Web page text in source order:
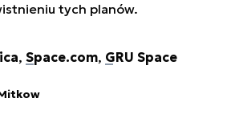
tych planów.
, Space.com, GRU Space